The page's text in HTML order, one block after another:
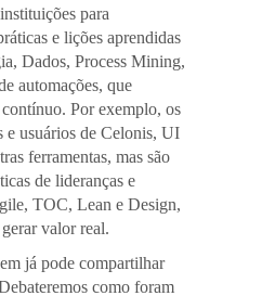
para
e lições aprendidas
Dados, Process Mining,
automações, que
Por exemplo, os
e usuários de Celonis, UI
ferramentas, mas são
de lideranças e
TOC, Lean e Design,
valor real.
já pode compartilhar
como foram